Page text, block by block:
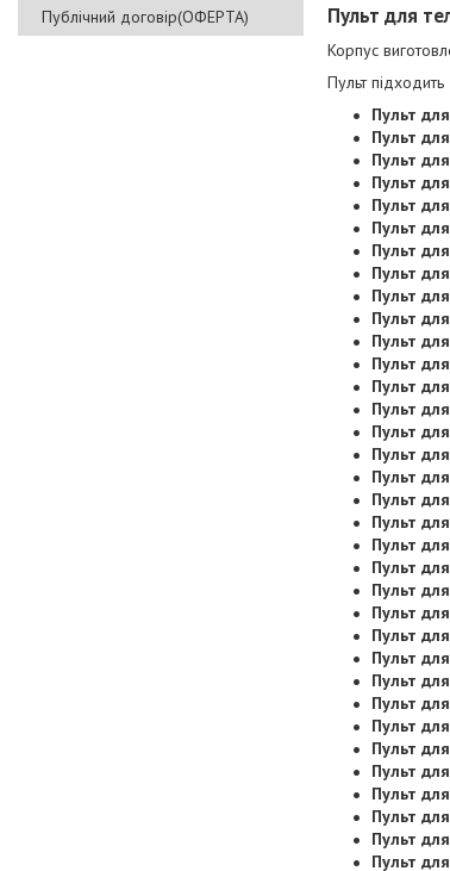
Публічний договір(ОФЕРТА)
Пульт для
Корпус
Пульт підходить
Пульт
Пульт
Пульт
Пульт
Пульт
Пульт
Пульт
Пульт
Пульт
Пульт
Пульт
Пульт
Пульт
Пульт
Пульт
Пульт
Пульт
Пульт
Пульт
Пульт
Пульт
Пульт
Пульт
Пульт
Пульт
Пульт
Пульт
Пульт
Пульт
Пульт
Пульт
Пульт
Пульт
Пульт